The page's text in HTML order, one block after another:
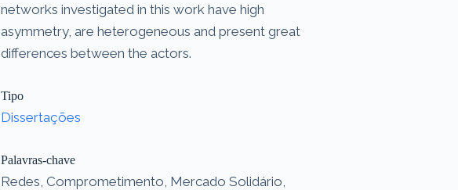
networks investigated in this work have high
asymmetry, are heterogeneous and present great
differences between the actors.
Tipo
Dissertações
Palavras-chave
Redes, Comprometimento, Mercado Solidário,